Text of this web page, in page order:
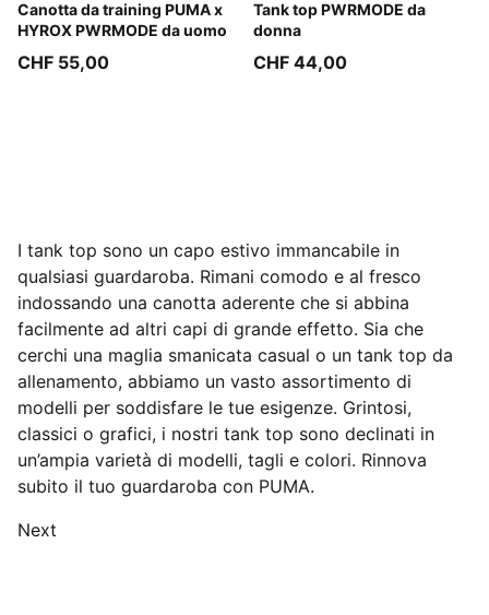
Canotta da training PUMA x
HYROX PWRMODE da uomo
Intense Mint
CHF 55,00
Tank top PWRMODE da
donna
Créme De Mint
CHF 44,00
I tank top sono un capo estivo immancabile in
qualsiasi guardaroba. Rimani comodo e al fresco
indossando una canotta aderente che si abbina
facilmente ad altri capi di grande effetto. Sia che
cerchi una maglia smanicata casual o un tank top da
allenamento, abbiamo un vasto assortimento di
modelli per soddisfare le tue esigenze. Grintosi,
classici o grafici, i nostri tank top sono declinati in
un’ampia varietà di modelli, tagli e colori. Rinnova
subito il tuo guardaroba con PUMA.
Next